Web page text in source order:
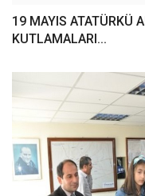
19 MAYIS ATATÜRKÜ
KUTLAMALARI...